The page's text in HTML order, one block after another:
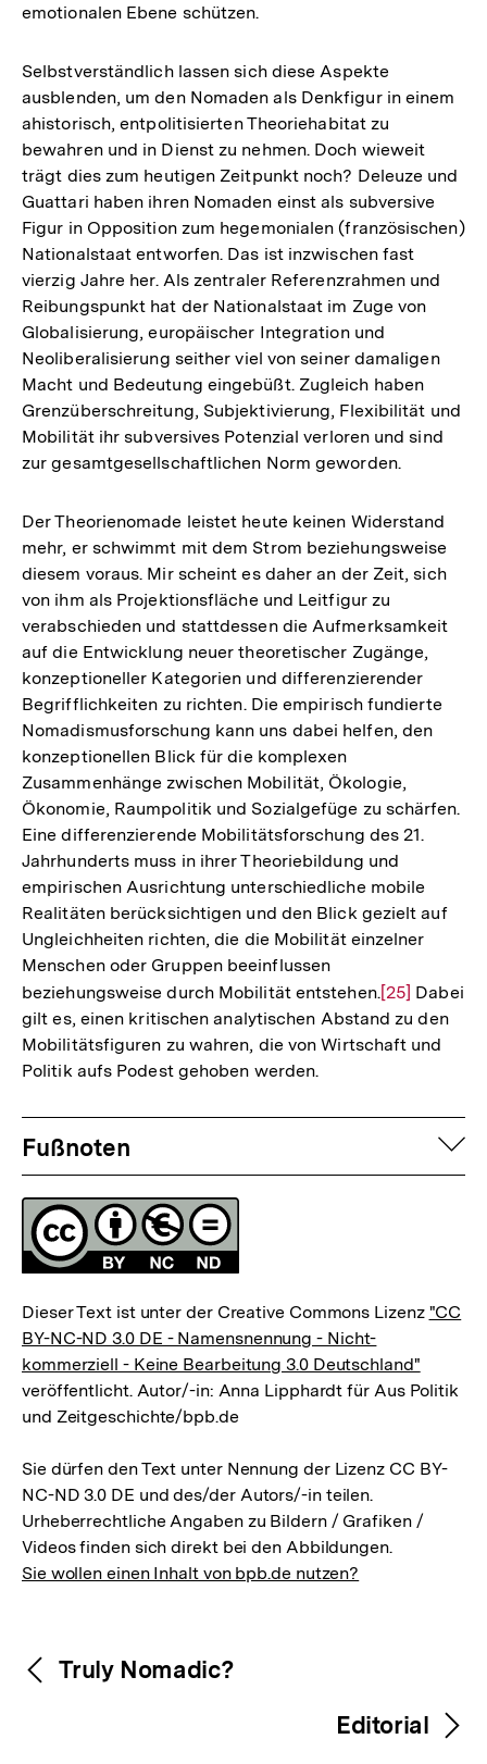
Fußnote
emotionalen Ebene schützen.
Selbstverständlich lassen sich diese Aspekte
ausblenden, um den Nomaden als Denkfigur in einem
ahistorisch, entpolitisierten Theoriehabitat zu
bewahren und in Dienst zu nehmen. Doch wieweit
trägt dies zum heutigen Zeitpunkt noch? Deleuze und
Guattari haben ihren Nomaden einst als subversive
Figur in Opposition zum hegemonialen (französischen)
Nationalstaat entworfen. Das ist inzwischen fast
vierzig Jahre her. Als zentraler Referenzrahmen und
Reibungspunkt hat der Nationalstaat im Zuge von
Globalisierung, europäischer Integration und
Neoliberalisierung seither viel von seiner damaligen
Macht und Bedeutung eingebüßt. Zugleich haben
Grenzüberschreitung, Subjektivierung, Flexibilität und
Mobilität ihr subversives Potenzial verloren und sind
zur gesamtgesellschaftlichen Norm geworden.
Der Theorienomade leistet heute keinen Widerstand
mehr, er schwimmt mit dem Strom beziehungsweise
diesem voraus. Mir scheint es daher an der Zeit, sich
von ihm als Projektionsfläche und Leitfigur zu
verabschieden und stattdessen die Aufmerksamkeit
auf die Entwicklung neuer theoretischer Zugänge,
konzeptioneller Kategorien und differenzierender
Begrifflichkeiten zu richten. Die empirisch fundierte
Nomadismusforschung kann uns dabei helfen, den
konzeptionellen Blick für die komplexen
Zusammenhänge zwischen Mobilität, Ökologie,
Ökonomie, Raumpolitik und Sozialgefüge zu schärfen.
Eine differenzierende Mobilitätsforschung des 21.
Jahrhunderts muss in ihrer Theoriebildung und
empirischen Ausrichtung unterschiedliche mobile
Realitäten berücksichtigen und den Blick gezielt auf
Ungleichheiten richten, die die Mobilität einzelner
Menschen oder Gruppen beeinflussen
beziehungsweise durch Mobilität entstehen.Zur
Auflösung
der
[25] Dabei
gilt es, einen kritischen analytischen Abstand zu den
Mobilitätsfiguren zu wahren, die von Wirtschaft und
Politik aufs Podest gehoben werden.
Fussnoten
Fußnoten
Lizenz
Dieser Text ist unter der Creative Commons Lizenz "CC
BY-NC-ND 3.0 DE - Namensnennung - Nicht-
kommerziell - Keine Bearbeitung 3.0 Deutschland"
veröffentlicht. Autor/-in: Anna Lipphardt für Aus Politik
und Zeitgeschichte/bpb.de
Sie dürfen den Text unter Nennung der Lizenz CC BY-
NC-ND 3.0 DE und des/der Autors/-in teilen.
Urheberrechtliche Angaben zu Bildern / Grafiken /
Videos finden sich direkt bei den Abbildungen.
Sie wollen einen Inhalt von bpb.de nutzen?
Inhaltsnavigation
Inhaltsnavigation
Truly Nomadic?
Editorial